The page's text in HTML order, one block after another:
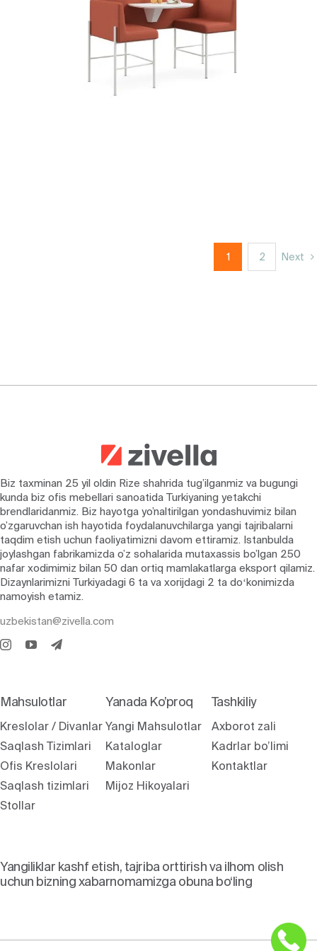
1 2 Next
Biz taxminan 25 yil oldin Rize shahrida tug’ilganmiz va bugungi
kunda biz ofis mebellari sanoatida Turkiyaning yetakchi
brendlaridanmiz. Biz hayotga yo’naltirilgan yondashuvimiz bilan
o’zgaruvchan ish hayotida foydalanuvchilarga yangi tajribalarni
taqdim etish uchun faoliyatimizni davom ettiramiz. Istanbulda
joylashgan fabrikamizda o’z sohalarida mutaxassis bo’lgan 250
nafar xodimimiz bilan 50 dan ortiq mamlakatlarga eksport qilamiz.
Dizaynlarimizni Turkiyadagi 6 ta va xorijdagi 2 ta doʻkonimizda
namoyish etamiz.
uzbekistan@zivella.com
Mahsulotlar
Kreslolar / Divanlar
Saqlash Tizimlari
Ofis Kreslolari
Saqlash tizimlari
Stollar
Yanada Ko’proq
Yangi Mahsulotlar
Kataloglar
Makonlar
Mijoz Hikoyalari
Tashkiliy
Axborot zali
Kadrlar bo’limi
Kontaktlar
Yangiliklar kashf etish, tajriba orttirish va ilhom olish
uchun bizning xabarnomamizga obuna bo‘ling